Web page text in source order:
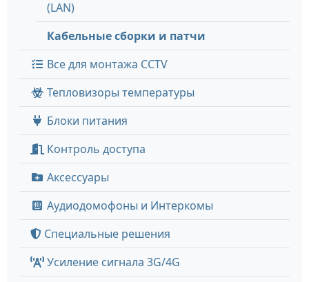
(LAN)
Кабельные сборки и патчи
Все для монтажа CCTV
Тепловизоры температуры
Блоки питания
Контроль доступа
Аксессуары
Аудиодомофоны и Интеркомы
Специальные решения
Усиление сигнала 3G/4G